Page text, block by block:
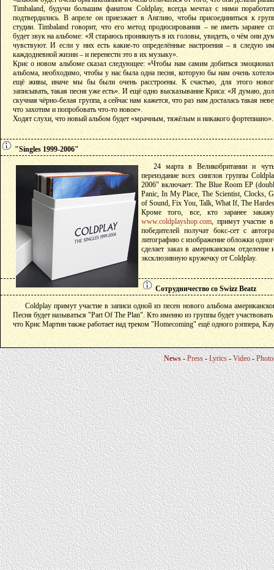
Timbaland, будучи большим фанатом Coldplay, всегда мечтал с ними
подтвердились. В апреле он приезжает в Англию, чтобы присоединиться к
студии. Timbaland говорит, что его метод продюсирования – не иметь заранее
будет звук на альбоме: «Я стараюсь проникнуть в их головы, увидеть, о чём они
чувствуют. И если у них есть какие-то определённые настроения – я следую
каждодневной жизни – и перенести это в их музыку».
Крис о новом альбоме сказал следующее: «Чтобы нам самим добиться
альбома, необходимо, чтобы у нас была одна песня, которую бы нам очень
ещё живы, иначе мы бы были очень расстроены. К счастью, для этого
записывать, такая песня уже есть». И ещё одно высказывание Криса: «Я думаю,
скучная чёрно-белая группа, а сейчас нам кажется, что раз нам досталась такая
что захотим и попробовать что-то новое».
Ходят слухи, что новый альбом будет «мрачным, тяжёлым и никакого фортепиано».
"Singles 1999-2006"
24 марта в Великобритании и
переиздание всех синглов группы
2006" включает: The Blue Room EP
Panic, In My Place, The Scientist, Clocks,
of Sound, Fix You, Talk, What If, The
Кроме того, все, кто заранее
www.coldplayshop.com, примут участие
победителей получат бокс-сет с
литографию с изображение обложки
сделает заказ в американском
эксклюзивную кружечку от Coldplay.
Сотрудничество со Swizz Beatz
Coldplay примут участие в записи одной из песен нового альбома
Песня будет называться "Part Of The Plan". Кто именно из группы будет
что Крис Мартин также работает над треком "Homecoming" ещё одного рэппера,
News-Press-Lyrics-Video-